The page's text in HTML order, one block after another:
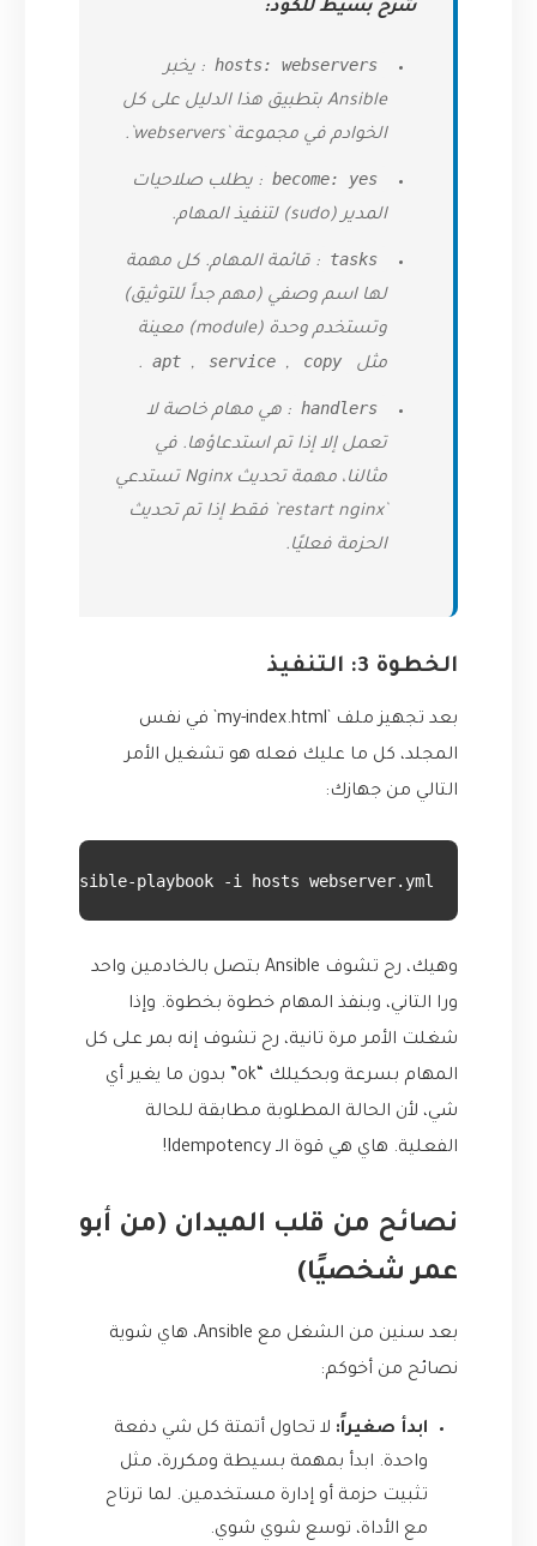
شرح بسيط للكود:
hosts: webservers : يخبر
Ansible بتطبيق هذا الدليل على كل
الخوادم في مجموعة `webservers`.
become: yes : يطلب صلاحيات
المدير (sudo) لتنفيذ المهام.
tasks : قائمة المهام. كل مهمة
لها اسم وصفي (مهم جداً للتوثيق)
وتستخدم وحدة (module) معينة
مثل
apt , service , copy
.
handlers : هي مهام خاصة لا
تعمل إلا إذا تم استدعاؤها. في
مثالنا، مهمة تحديث Nginx تستدعي
`restart nginx` فقط إذا تم تحديث
الحزمة فعليًا.
الخطوة 3: التنفيذ
بعد تجهيز ملف `my-index.html` في نفس
المجلد، كل ما عليك فعله هو تشغيل الأمر
التالي من جهازك:
ansible-playbook -i hosts webserver.yml
وهيك، رح تشوف Ansible بتصل بالخادمين واحد
ورا التاني، وبنفذ المهام خطوة بخطوة. وإذا
شغلت الأمر مرة تانية، رح تشوف إنه بمر على كل
المهام بسرعة وبحكيلك “ok” بدون ما يغير أي
شي، لأن الحالة المطلوبة مطابقة للحالة
الفعلية. هاي هي قوة الـ Idempotency!
نصائح من قلب الميدان (من أبو
عمر شخصيًا)
بعد سنين من الشغل مع Ansible، هاي شوية
نصائح من أخوكم:
ابدأ صغيراً: لا تحاول أتمتة كل شي دفعة
واحدة. ابدأ بمهمة بسيطة ومكررة، مثل
تثبيت حزمة أو إدارة مستخدمين. لما ترتاح
مع الأداة، توسع شوي شوي.